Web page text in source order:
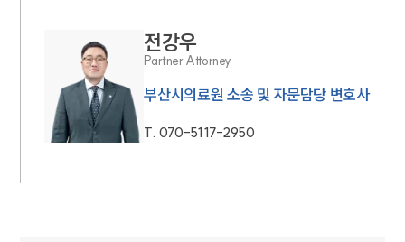
인재채용
만화로 보는 사례
전강우
Partner Attorney
부산시의료원 소송 및 자문담당 변호사
T. 070-5117-2950